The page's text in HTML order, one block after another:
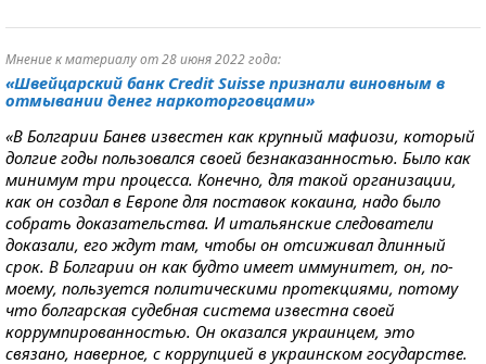
Мнение к материалу от 28 июня 2022 года:
«Швейцарский банк Credit Suisse признали виновным в
отмывании денег наркоторговцами»
«В Болгарии Банев известен как крупный мафиози, который
долгие годы пользовался своей безнаказанностью. Было как
минимум три процесса. Конечно, для такой организации,
как он создал в Европе для поставок кокаина, надо было
собрать доказательства. И итальянские следователи
доказали, его ждут там, чтобы он отсиживал длинный
срок. В Болгарии он как будто имеет иммунитет, он, по-
моему, пользуется политическими протекциями, потому
что болгарская судебная система известна своей
коррумпированностью. Он оказался украинцем, это
связано, наверное, с коррупцией в украинском государстве.